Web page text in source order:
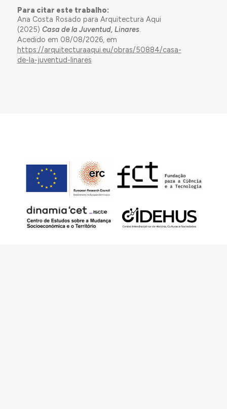
Para citar este trabalho:
Ana Costa Rosado para Arquitectura Aqui
(2025) Casa de la Juventud, Linares.
Acedido em 08/08/2026, em
https://arquitecturaaqui.eu/obras/50884/casa-
de-la-juventud-linares